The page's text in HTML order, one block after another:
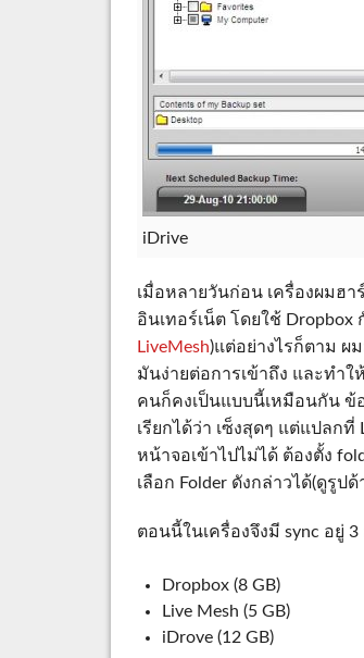
iDrive
เมื่อหลายวันก่อน เครื่องผมฮ
อินเทอร์เน็ต โดยใช้ Dropbox
LiveMesh)แต่อย่างไรก็ตาม ผ
มันง่ายต่อการเข้าถึง และทำใ
คนก็คงเป็นแบบนี้เหมือนกัน ข้
เรียกได้ว่า เซ็งสุดๆ แต่แปลกที่
หน้าจอเข้าไปไม่ได้ ต้องตั้ง
เลือก Folder ดังกล่าวได้(ดูรูป
ตอนนี้ในเครื่องจึงมี sync อยู่ 3
Dropbox (8 GB)
Live Mesh (5 GB)
iDrove (12 GB)